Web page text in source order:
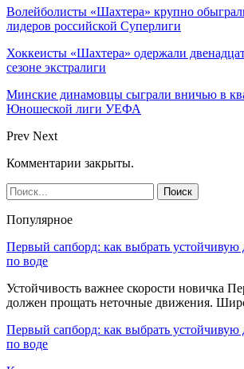
Волейболисты «Шахтера» крупно
лидеров российской Суперлиги
Хоккеисты «Шахтера» одержали
сезоне экстралиги
Минские динамовцы сыграли вничью в
Юношеской лиги УЕФА
Prev Next
Комментарии закрыты.
Популярное
Первый сапборд: как выбрать устойчивую
по воде
Устойчивость важнее скорости новичка
должен прощать неточные движения.
Первый сапборд: как выбрать устойчивую
по воде